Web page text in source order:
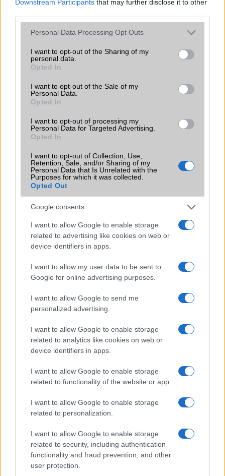
Downstream Participants that may further disclose it to other
Please note that this website/app uses one or more Google
not limited to your visit or usage behaviour. You may click to
grant or deny consent to Google and its third-party tags to
use your data for below specified purposes in below Google
consent section.
Personal Data Processing Opt Outs
I want to opt-out of the Sharing of my
personal data.
Opted In
I want to opt-out of the Sale of my
Personal Data.
Opted In
I want to opt-out of processing my
Personal Data for Targeted Advertising.
Opted In
I want to opt-out of Collection, Use,
Retention, Sale, and/or Sharing of my
Personal Data that Is Unrelated with the
Purposes for which it was collected.
Opted Out
Google consents
I want to allow Google to enable storage
related to advertising like cookies on web or
device identifiers in apps.
I want to allow my user data to be sent to
Google for online advertising purposes.
I want to allow Google to send me
personalized advertising.
I want to allow Google to enable storage
related to analytics like cookies on web or
device identifiers in apps.
I want to allow Google to enable storage
related to functionality of the website or app.
I want to allow Google to enable storage
related to personalization.
I want to allow Google to enable storage
related to security, including authentication
functionality and fraud prevention, and other
user protection.
Lehet, hogy nem a Galaxy S23 FE lesz az egyetlen
izgalmas FE termék a Samsung kínálatában
Az újonnan felbukkant Samsung Galaxy S23 FE képek
semmit sem bíznak a képzeletre
A Samsung Argentina kiszivárogtatta a következő Fan
Edition termékek teljes kínálatát
Örülhetnek a Samsung Galaxy S23 FE ára miatt a rajongók
Videón a Samsung Galaxy S23 FE az október 4-i
megjelenés előtt
A Samsung Galaxy S23 FE ezen a héten érkezik végre
Európába
Európában a Samsung Galaxy S23 FE!
LEGOLVASOTTABBAK
UI 9 frissítésből – itt a lista az érintett modellekről
Apple az új csúcsmobilokról
Az Android rejtett automatizmusai: hat funkció, amely
észrevétlenül könnyíti meg a mindennapokat
Ez a rejtett Samsung funkció teljesen megváltoztatja a
mobilhasználatot – sokan mégsem tudnak róla
Nem biztos, hogy érdemes kivárni az iPhone 18 Prot
A Galaxy S25 is megkaphatja a Galaxy S26 egyik legjobb
kamerás funkcióját
Élőképeken a Dark Cherry színű iPhone 18 Pro Max!
Itt a vég a Galaxy S23 széria számára: a One UI 9 lehet az